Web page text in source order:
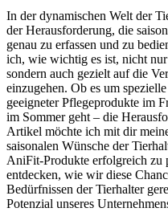
In der dynamischen Welt der
der⁤ Herausforderung, die
genau⁣ zu ‍erfassen und zu
⁣ich, wie wichtig es ist, nicht
⁣sondern auch gezielt auf die
einzugehen. Ob es⁢ um‍
geeigneter ⁤Pflegeprodukte im
⁣im Sommer ‍geht – die
Artikel möchte ich mit dir
saisonalen Wünsche der
AniFit-Produkte erfolgreich zu
entdecken, wie wir diese⁤
Bedürfnissen⁣ der Tierhalter
Potenzial ‍unseres